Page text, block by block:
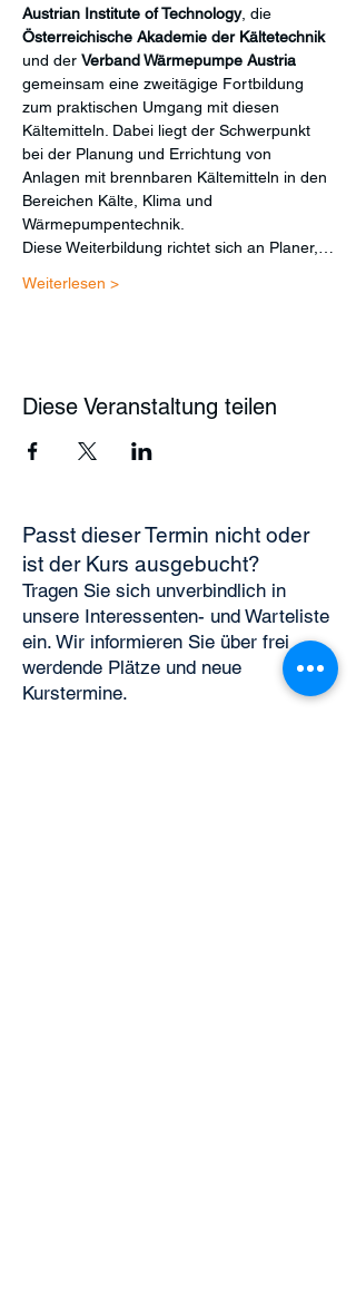
Austrian Institute of Technology, die
Österreichische Akademie der Kältetechnik
und der Verband Wärmepumpe Austria
gemeinsam eine zweitägige Fortbildung
zum praktischen Umgang mit diesen
Kältemitteln. Dabei liegt der Schwerpunkt
bei der Planung und Errichtung von
Anlagen mit brennbaren Kältemitteln in den
Bereichen Kälte, Klima und
Wärmepumpentechnik.
Diese Weiterbildung richtet sich an Planer,…
Weiterlesen >
Diese Veranstaltung teilen
Passt dieser Termin nicht oder
ist der Kurs ausgebucht?
Tragen Sie sich unverbindlich in
unsere Interessenten- und Warteliste
ein. Wir informieren Sie über frei
werdende Plätze und neue
Kurstermine.